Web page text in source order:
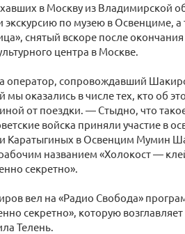
в Москву из Владимирской
по музею в Освенциме, а
снятый вскоре после
центра в Москве.
оператор, сопровождавший
оказались в числе тех, кто об
от поездки. — Стыдно, что
войска приняли участие в
Каратыгиных в Освенцим Мумин
названием «Холокост —
секретно».
вел на «Радио Свобода»
секретно», которую
Телень.